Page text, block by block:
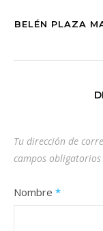
BELÉN PLAZA
Tu dirección de
campos
Nombre *